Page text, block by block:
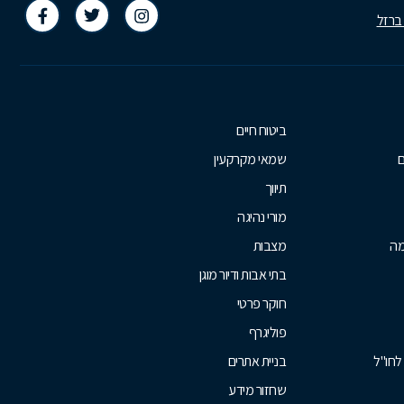
לחו"ל
ביטוח חיים
שמאי מקרקעין
תיווך
מורי נהיגה
מצבות
בתי אבות ודיור מוגן
חוקר פרטי
פוליגרף
בניית אתרים
שחזור מידע